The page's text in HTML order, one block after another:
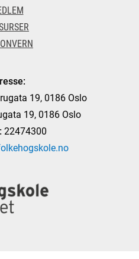
19, 0186 Oslo
19, 0186 Oslo
22474300